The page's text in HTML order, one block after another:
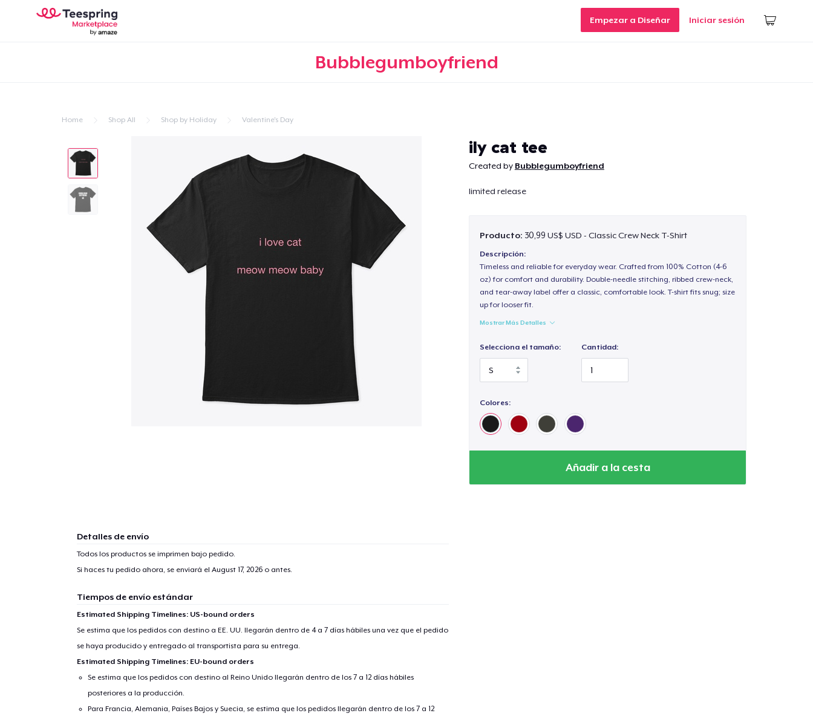
Empezar a Diseñar Iniciar sesión
Bubblegumboyfriend
Home Shop All Shop by Holiday Valentine's Day
ily cat tee
Created by Bubblegumboyfriend
limited release
Producto: 30,99 US$ USD - Classic Crew Neck T-Shirt
Descripción:
Timeless and reliable for everyday wear. Crafted from 100% Cotton (4-6
oz) for comfort and durability. Double-needle stitching, ribbed crew-neck,
and tear-away label offer a classic, comfortable look. T-shirt fits snug; size
up for looser fit.
Mostrar Más Detalles
Selecciona el tamaño: Cantidad:
Colores:
Añadir a la cesta
Detalles de envío
Todos los productos se imprimen bajo pedido.
Si haces tu pedido ahora, se enviará el August 17, 2026o antes.
Tiempos de envío estándar
Estimated Shipping Timelines: US-bound orders
Se estima que los pedidos con destino a EE. UU. llegarán dentro de 4 a 7 días hábiles una vez que el pedido
se haya producido y entregado al transportista para su entrega.
Estimated Shipping Timelines: EU-bound orders
Se estima que los pedidos con destino al Reino Unido llegarán dentro de los 7 a 12 días hábiles
posteriores a la producción.
Para Francia, Alemania, Países Bajos y Suecia, se estima que los pedidos llegarán dentro de los 7 a 12